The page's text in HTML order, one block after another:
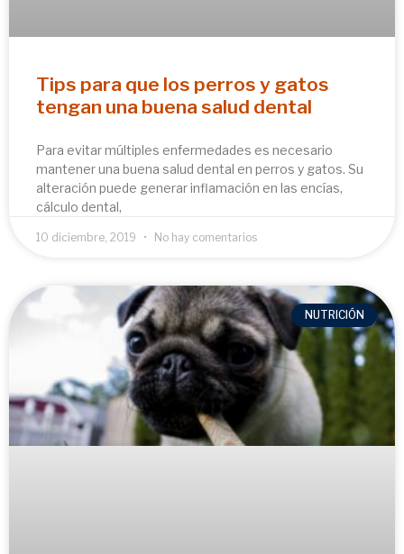
Tips para que los perros y gatos
tengan una buena salud dental
Para evitar múltiples enfermedades es necesario
mantener una buena salud dental en perros y gatos. Su
alteración puede generar inflamación en las encías,
cálculo dental,
10 diciembre, 2019 No hay comentarios
NUTRICIÓN